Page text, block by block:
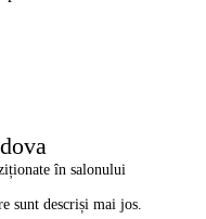
în salonului
sunt descriși mai jos.